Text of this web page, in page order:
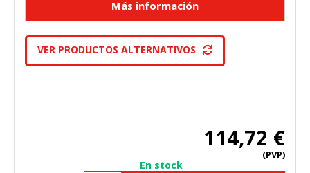
VER PRODUCTOS ALTERNATIVOS
114,72 €
(PVP)
En stock